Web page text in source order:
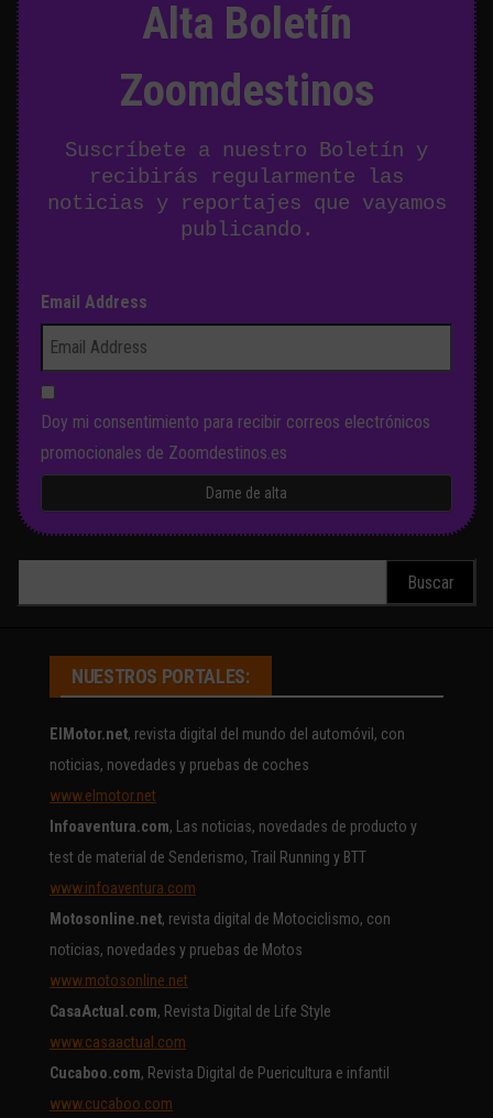
Alta Boletín
Zoomdestinos
Suscríbete a nuestro Boletín y
recibirás regularmente las
noticias y reportajes que vayamos
publicando.
Email Address
Doy mi consentimiento para recibir correos electrónicos
promocionales de Zoomdestinos.es
NUESTROS PORTALES:
ElMotor.net, revista digital del mundo del automóvil, con
noticias, novedades y pruebas de coches
www.elmotor.net
Infoaventura.com, Las noticias, novedades de producto y
test de material de Senderismo, Trail Running y BTT
www.infoaventura.com
Motosonline.net, revista digital de Motociclismo, con
noticias, novedades y pruebas de Motos
www.motosonline.net
CasaActual.com, Revista Digital de Life Style
www.casaactual.com
Cucaboo.com, Revista Digital de Puericultura e infantil
www.cucaboo.com